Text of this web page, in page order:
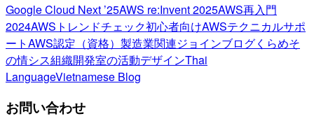
Google Cloud Next ’25AWS re:Invent 2025AWS再入門
2024AWSトレンドチェック初心者向けAWSテクニカルサポ
ートAWS認定（資格） 製造業関連ジョインブログくらめそ
の情シス組織開発室の活動デザインThai
LanguageVietnamese Blog
お問い合わせ